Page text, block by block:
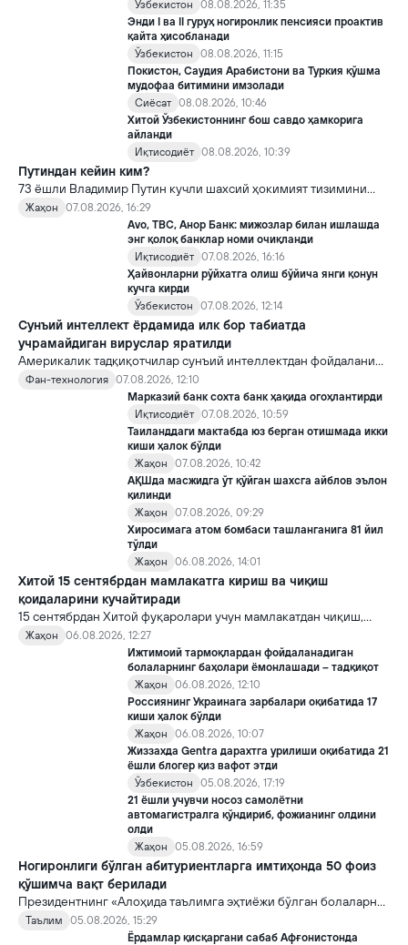
Ўзбекистон
08.08.2026, 11:35
Энди I ва II гуруҳ ногиронлик пенсияси проактив
қайта ҳисобланади
Ўзбекистон
08.08.2026, 11:15
Покистон, Саудия Арабистони ва Туркия қўшма
мудофаа битимини имзолади
Сиёсат 08.08.2026, 10:46
Хитой Ўзбекистоннинг бош савдо ҳамкорига
айланди
Иқтисодиёт 08.08.2026, 10:39
Путиндан кейин ким?
73 ёшли Владимир Путин кучли шахсий ҳокимият тизимини
яратди, аммо ундан кейин ким келиши ва ҳокимиятни
топшириш механизми ҳали ноаниқ. Таҳлилчилар фикрича, бу
Кремлда ворислик жангига олиб келиши мумкин.
Жаҳон
07.08.2026, 16:29
Avo, TBC, Анор Банк: мижозлар билан ишлашда
энг қолоқ банклар номи очиқланди
Иқтисодиёт 07.08.2026, 16:16
Ҳайвонларни рўйхатга олиш бўйича янги қонун
кучга кирди
Ўзбекистон
07.08.2026, 12:14
Сунъий интеллект ёрдамида илк бор табиатда
учрамайдиган вируслар яратилди
Америкалик тадқиқотчилар сунъий интеллектдан фойдаланиб
16 та вирус яратди. Бу кашфиёт янги ютуқларга умид уйғотиш
билан бирга, ундан нотўғри мақсадда фойдаланиш борасидаги
хавотирларни ҳам кучайтирмоқда.
Фан-технология 07.08.2026, 12:10
Марказий банк сохта банк ҳақида огоҳлантирди
Иқтисодиёт 07.08.2026, 10:59
Таиланддаги мактабда юз берган отишмада икки
киши ҳалок бўлди
Жаҳон
07.08.2026, 10:42
АҚШда масжидга ўт қўйган шахсга айблов эълон
қилинди
Жаҳон
07.08.2026, 09:29
Хиросимага атом бомбаси ташланганига 81 йил
тўлди
Жаҳон
06.08.2026, 14:01
Хитой 15 сентябрдан мамлакатга кириш ва чиқиш
қоидаларини кучайтиради
15 сентябрдан Хитой фуқаролари учун мамлакатдан чиқиш,
хорижликлар учун эса Хитойга кириш тартиби бўйича янги
қоидалар кучга киради.
Жаҳон
06.08.2026, 12:27
Ижтимоий тармоқлардан фойдаланадиган
болаларнинг баҳолари ёмонлашади – тадқиқот
Жаҳон
06.08.2026, 12:10
Россиянинг Украинага зарбалари оқибатида 17
киши ҳалок бўлди
Жаҳон
06.08.2026, 10:07
Жиззахда Gentra дарахтга урилиши оқибатида 21
ёшли блогер қиз вафот этди
Ўзбекистон
05.08.2026, 17:19
21 ёшли учувчи носоз самолётни
автомагистралга қўндириб, фожианинг олдини
олди
Жаҳон
05.08.2026, 16:59
Ногиронлиги бўлган абитуриентларга имтиҳонда 50 фоиз
қўшимча вақт берилади
Президентнинг «Алоҳида таълимга эҳтиёжи бўлган болаларни
таълим ва ижтимоий хизматлар билан қамраб олиш тизимини
такомиллаштириш бўйича қўшимча чора-тадбирлар
Таълим
05.08.2026, 15:29
Ёрдамлар қисқаргани сабаб Афғонистонда